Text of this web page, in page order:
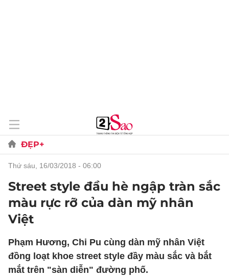
ĐẸP+
thứ sáu, 16/03/2018 - 06:00
Street style đầu hè ngập tràn sắc
màu rực rỡ của dàn mỹ nhân
Việt
Phạm Hương, Chi Pu cùng dàn mỹ nhân Việt
đồng loạt khoe street style đầy màu sắc và bắt
mắt trên "sàn diễn" đường phố.